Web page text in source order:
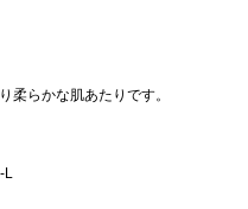
柔らかな肌あたりです。
L